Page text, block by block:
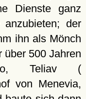
Dienste ganz
der
ihn als Mönch
über 500 Jahren
Teliav (
von Menevia,